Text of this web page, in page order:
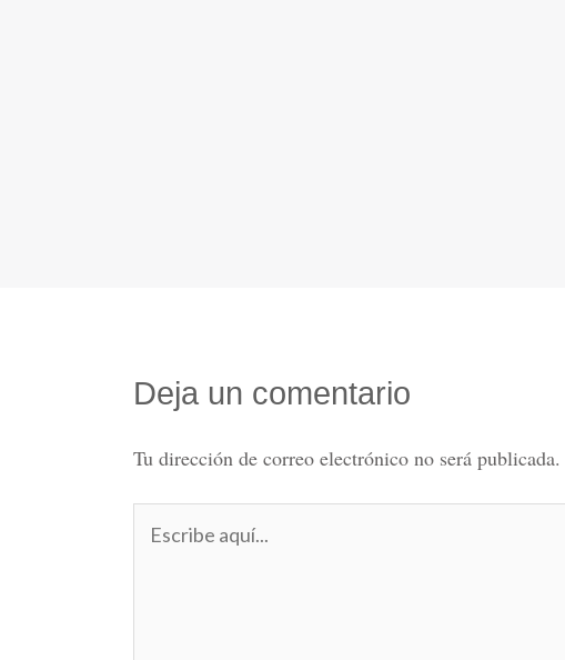
Deja un comentario
Tu dirección de correo electrónico no será publicada.
aquí...